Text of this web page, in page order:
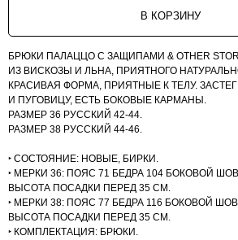
В КОРЗИНУ
БРЮКИ ПАЛАЦЦО С ЗАЩИПАМИ & OTHER
ИЗ ВИСКОЗЫ И ЛЬНА, ПРИЯТНОГО
КРАСИВАЯ ФОРМА, ПРИЯТНЫЕ К ТЕЛУ.
И ПУГОВИЦУ, ЕСТЬ БОКОВЫЕ КАРМАНЫ.
РАЗМЕР 36 РУССКИЙ 42-44.
РАЗМЕР 38 РУССКИЙ 44-46.
‣ СОСТОЯНИЕ: НОВЫЕ, БИРКИ.
‣ МЕРКИ 36: ПОЯС 71 БЕДРА 104 БОКОВОЙ
ВЫСОТА ПОСАДКИ ПЕРЕД 35 СМ.
‣ МЕРКИ 38: ПОЯС 77 БЕДРА 116 БОКОВОЙ
ВЫСОТА ПОСАДКИ ПЕРЕД 35 СМ.
‣ КОМПЛЕКТАЦИЯ: БРЮКИ.
E-MAIL: VIP-ODEGDA@MAIL.RU
ПОЛИТИКА КОНФИДЕНЦИАЛЬНОСТИ
ПУБЛИЧНАЯ ОФЕРТА